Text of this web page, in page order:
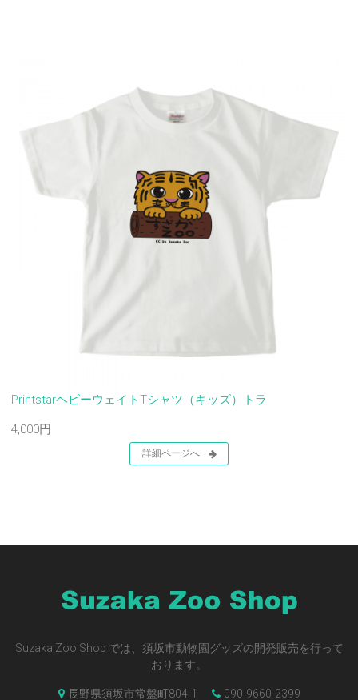
PrintstarヘビーウェイトTシャツ（キッズ）トラ
4,000円
詳細ページへ
Suzaka Zoo Shop では、須坂市動物園グッズの開発販売を行って
おります。
長野県須坂市常盤町804-1 090-9660-2399